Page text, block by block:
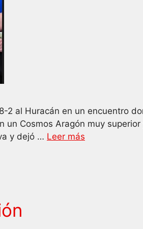
2 al Huracán en un encuentro
Cosmos Aragón muy
y dejó … Leer más